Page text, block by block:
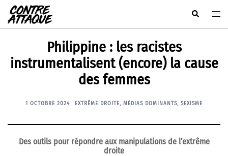
Aller
au
contenu
Rechercher
Philippine : les racistes
instrumentalisent (encore) la cause
des femmes
1 OCTOBRE 2024 EXTRÊME DROITE, MÉDIAS DOMINANTS, SEXISME
Des outils pour répondre aux manipulations de l’extrême
droite